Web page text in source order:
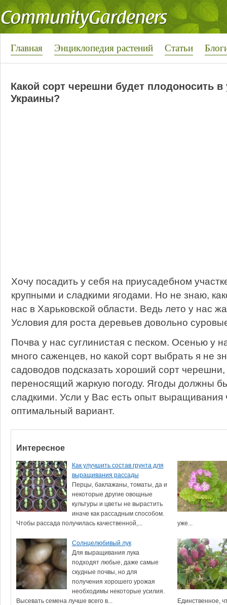
Главная Энциклопедия растений Статьи
Какой сорт черешни будет плодоносить в
Украины?
Хочу посадить у себя на приусадебном
крупными и сладкими ягодами. Но не знаю,
нас в Харьковской области. Ведь лето у нас
Условия для роста деревьев довольно
Почва у нас суглинистая с песком. Осенью у
много саженцев, но какой сорт выбрать я не
садоводов подсказать хороший сорт
переносящий жаркую погоду. Ягоды должны
сладкими. Усли у Вас есть опыт выращивания
оптимальный вариант.
Интересное
Как улучшить состав грунта для
выращивания рассады
Перцы, баклажаны, томаты, да и
некоторые другие овощные
культуры и цветы не вырастить
иначе как рассадным способом.
Чтобы рассада получилась качественной,...
уже...
Солнцелюбивый лук
Для выращивания лука
подходят любые, даже самые
скудные почвы, но для
получения хорошего урожая
необходимы некоторые усилия.
Высевать семена лучше всего в...
Единственное,